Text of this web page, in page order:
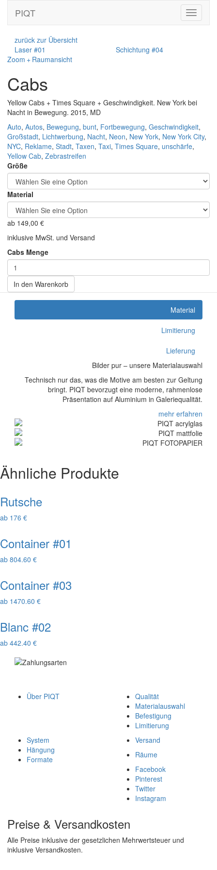
Toggle
PIQT
zurück zur Übersicht
Laser #01
Schichtung #04
Zoom + Raumansicht
Cabs
Yellow Cabs + Times Square + Geschwindigkeit. New York bei
Nacht in Bewegung. 2015, MD
Auto, Autos, Bewegung, bunt, Fortbewegung, Geschwindigkeit,
Großstadt, Lichtwerbung, Nacht, Neon, New York, New York City,
NYC, Reklame, Stadt, Taxen, Taxi, Times Square, unschärfe,
Yellow Cab, Zebrastreifen
Größe
Material
ab 149,00 €
inklusive MwSt. und Versand
Cabs Menge
In den Warenkorb
Material
Limitierung
Lieferung
Bilder pur – unsere Materialauswahl
Technisch nur das, was die Motive am besten zur Geltung
bringt. PIQT bevorzugt eine moderne, rahmenlose
Präsentation auf Aluminium in Galeriequalität.
mehr erfahren
Ähnliche Produkte
Rutsche
ab 176 €
Container #01
ab 804.60 €
Container #03
ab 1470.60 €
Blanc #02
ab 442.40 €
Über PIQT
Qualität
Materialauswahl
Befestigung
Limitierung
System
Hängung
Formate
Versand
Räume
Facebook
Pinterest
Twitter
Instagram
Preise & Versandkosten
Alle Preise inklusive der gesetzlichen Mehrwertsteuer und
inklusive Versandkosten.